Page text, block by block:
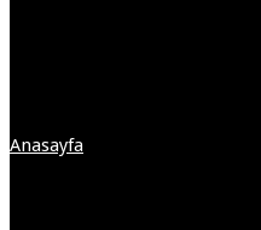
Anasayfa